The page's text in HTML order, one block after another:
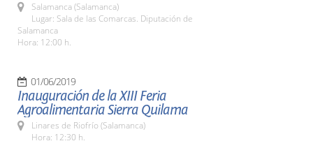
Salamanca (Salamanca)
Lugar: Sala de las Comarcas. Diputación de
Salamanca
Hora: 12:00 h.
01/06/2019
Inauguración de la XIII Feria
Agroalimentaria Sierra Quilama
Linares de Riofrío (Salamanca)
Hora: 12:30 h.